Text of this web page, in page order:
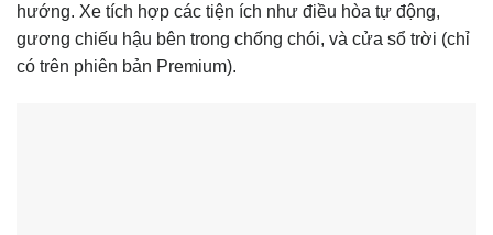
hướng. Xe tích hợp các tiện ích như điều hòa tự động,
gương chiếu hậu bên trong chống chói, và cửa sổ trời (chỉ
có trên phiên bản Premium).